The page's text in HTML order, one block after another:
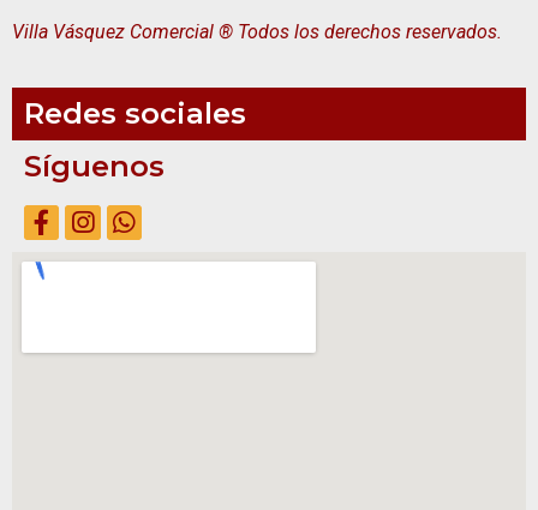
Villa Vásquez Comercial ® Todos los derechos reservados.
Redes sociales
Síguenos